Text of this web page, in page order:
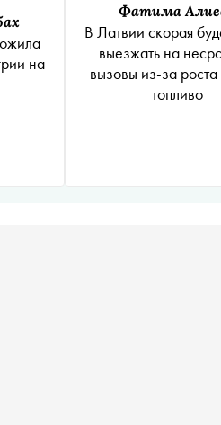
на
Фатима
В Латвии скорая
выезжать на
вызовы из-за
топливо